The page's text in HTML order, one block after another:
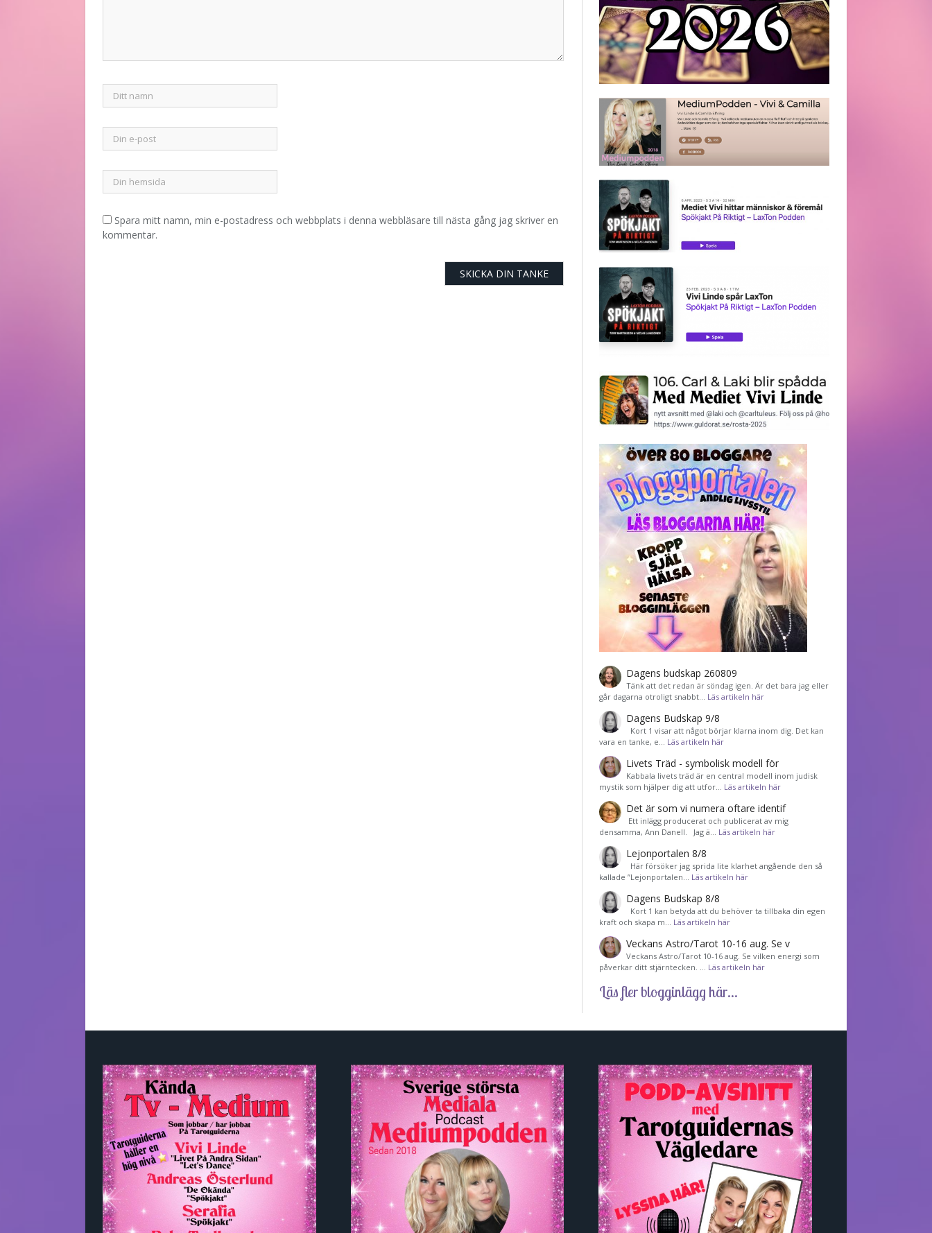
Spara mitt namn, min e-postadress och webbplats i denna webbläsare till nästa gång jag skriver en
kommentar.
Dagens budskap 260809
Tänk att det redan är söndag igen. Är det bara jag eller
går dagarna otroligt snabbt… Läs artikeln här
Dagens Budskap 9/8
Kort 1 visar att något börjar klarna inom dig. Det kan
vara en tanke, e… Läs artikeln här
Livets Träd - symbolisk modell för
Kabbala livets träd är en central modell inom judisk
mystik som hjälper dig att utfor… Läs artikeln här
Det är som vi numera oftare identif
͏ Ett inlägg producerat och publicerat av mig
densamma, Ann Danell. Jag ä… Läs artikeln här
Lejonportalen 8/8
Här försöker jag sprida lite klarhet angående den så
kallade ”Lejonportalen… Läs artikeln här
Dagens Budskap 8/8
Kort 1 kan betyda att du behöver ta tillbaka din egen
kraft och skapa m… Läs artikeln här
Veckans Astro/Tarot 10-16 aug. Se v
Veckans Astro/Tarot 10-16 aug. Se vilken energi som
påverkar ditt stjärntecken. … Läs artikeln här
Läs fler blogginlägg här...